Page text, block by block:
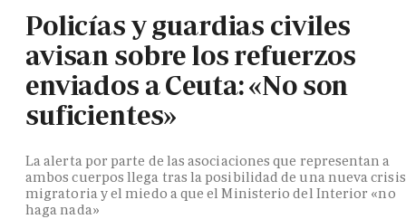
Policías y guardias civiles
avisan sobre los refuerzos
enviados a Ceuta: «No son
suficientes»
La alerta por parte de las asociaciones que representan a
ambos cuerpos llega tras la posibilidad de una nueva crisis
migratoria y el miedo a que el Ministerio del Interior «no
haga nada»